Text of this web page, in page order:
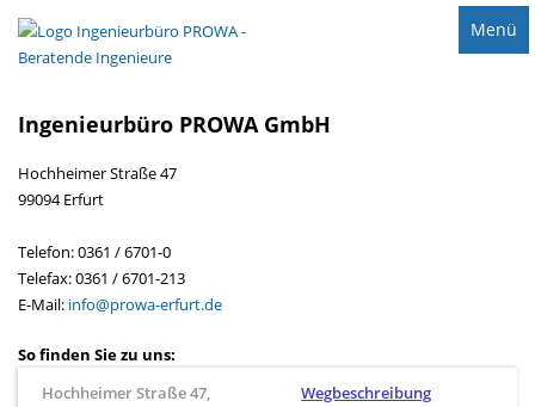
Menü
Ingenieurbüro PROWA GmbH
Hochheimer Straße 47
99094 Erfurt
Telefon: 0361 / 6701-0
Telefax: 0361 / 6701-213
E-Mail: info@prowa-erfurt.de
So finden Sie zu uns:
Hochheimer Straße 47,
Wegbeschreibung